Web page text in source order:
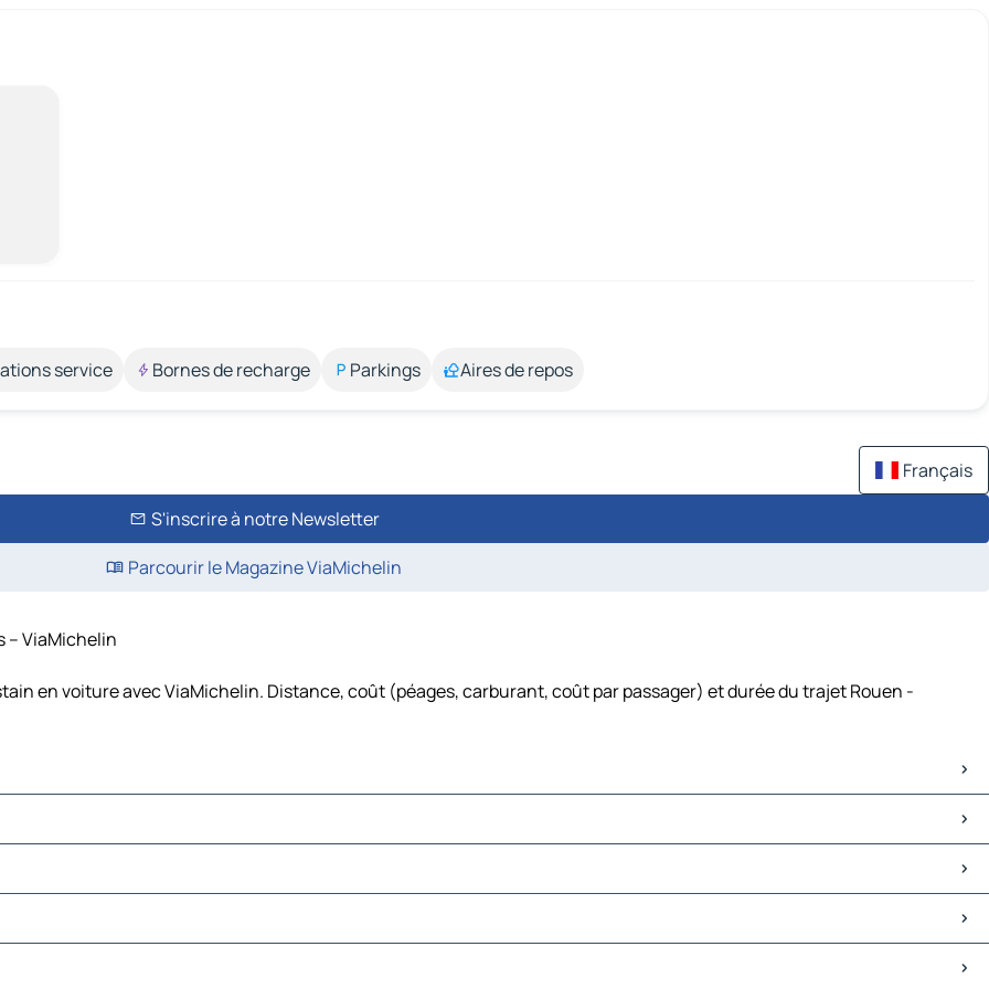
service Bornes de recharge Parkings Aires de repos
Français
S'inscrire à notre Newsletter
Parcourir le Magazine ViaMichelin
– ViaMichelin
en voiture avec ViaMichelin. Distance, coût (péages, carburant, coût par passager) et durée du trajet Rouen -